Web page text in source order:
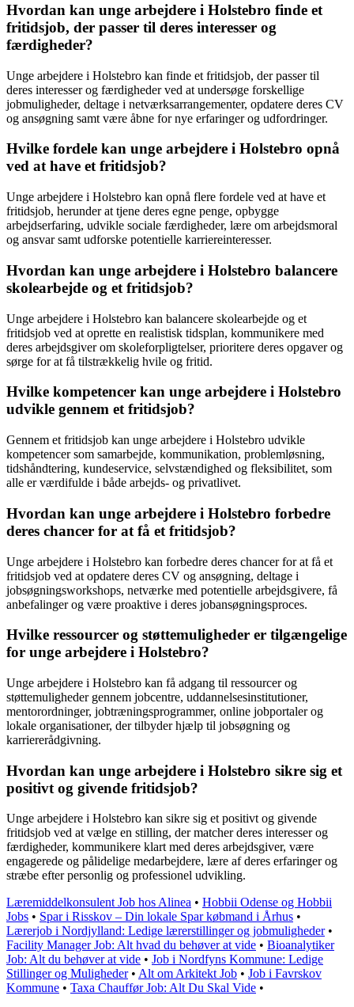
Hvordan kan unge arbejdere i Holstebro finde et
fritidsjob, der passer til deres interesser og
færdigheder?
Unge arbejdere i Holstebro kan finde et fritidsjob, der passer til
deres interesser og færdigheder ved at undersøge forskellige
jobmuligheder, deltage i netværksarrangementer, opdatere deres CV
og ansøgning samt være åbne for nye erfaringer og udfordringer.
Hvilke fordele kan unge arbejdere i Holstebro opnå
ved at have et fritidsjob?
Unge arbejdere i Holstebro kan opnå flere fordele ved at have et
fritidsjob, herunder at tjene deres egne penge, opbygge
arbejdserfaring, udvikle sociale færdigheder, lære om arbejdsmoral
og ansvar samt udforske potentielle karriereinteresser.
Hvordan kan unge arbejdere i Holstebro balancere
skolearbejde og et fritidsjob?
Unge arbejdere i Holstebro kan balancere skolearbejde og et
fritidsjob ved at oprette en realistisk tidsplan, kommunikere med
deres arbejdsgiver om skoleforpligtelser, prioritere deres opgaver og
sørge for at få tilstrækkelig hvile og fritid.
Hvilke kompetencer kan unge arbejdere i Holstebro
udvikle gennem et fritidsjob?
Gennem et fritidsjob kan unge arbejdere i Holstebro udvikle
kompetencer som samarbejde, kommunikation, problemløsning,
tidshåndtering, kundeservice, selvstændighed og fleksibilitet, som
alle er værdifulde i både arbejds- og privatlivet.
Hvordan kan unge arbejdere i Holstebro forbedre
deres chancer for at få et fritidsjob?
Unge arbejdere i Holstebro kan forbedre deres chancer for at få et
fritidsjob ved at opdatere deres CV og ansøgning, deltage i
jobsøgningsworkshops, netværke med potentielle arbejdsgivere, få
anbefalinger og være proaktive i deres jobansøgningsproces.
Hvilke ressourcer og støttemuligheder er tilgængelige
for unge arbejdere i Holstebro?
Unge arbejdere i Holstebro kan få adgang til ressourcer og
støttemuligheder gennem jobcentre, uddannelsesinstitutioner,
mentorordninger, jobtræningsprogrammer, online jobportaler og
lokale organisationer, der tilbyder hjælp til jobsøgning og
karriererådgivning.
Hvordan kan unge arbejdere i Holstebro sikre sig et
positivt og givende fritidsjob?
Unge arbejdere i Holstebro kan sikre sig et positivt og givende
fritidsjob ved at vælge en stilling, der matcher deres interesser og
færdigheder, kommunikere klart med deres arbejdsgiver, være
engagerede og pålidelige medarbejdere, lære af deres erfaringer og
stræbe efter personlig og professionel udvikling.
Læremiddelkonsulent Job hos Alinea • Hobbii Odense og Hobbii
Jobs • Spar i Risskov – Din lokale Spar købmand i Århus •
Lærerjob i Nordjylland: Ledige lærerstillinger og jobmuligheder•
Facility Manager Job: Alt hvad du behøver at vide • Bioanalytiker
Job: Alt du behøver at vide • Job i Nordfyns Kommune: Ledige
Stillinger og Muligheder• Alt om Arkitekt Job • Job i Favrskov
Kommune • Taxa Chauffør Job: Alt Du Skal Vide •